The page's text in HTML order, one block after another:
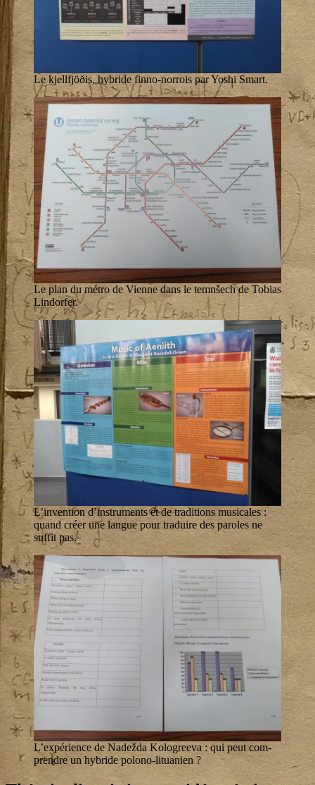
Le kjellf­jöðis, hybride fin­no-nor­rois par Yoshi Smart.
Le plan du métro de Vienne dans le temnšech de Tobias
Lindorfer.
L’in­ven­tion d’ins­tru­ments et de tra­di­tions musi­cales :
quand créer une langue pour tra­duire des paroles ne
suf­fit pas.
L’ex­pé­rience de Nadež­da Kolo­gree­va : qui peut com­
prendre un hybride polono-lituanien ?